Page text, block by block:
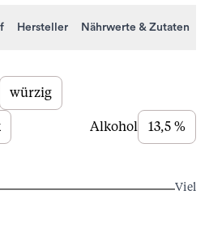
Hersteller Nährwerte & Zutaten
würzig
Alkohol 13,5 %
Viel